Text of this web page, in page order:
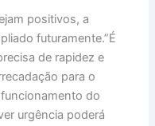
positivos, a
futuramente.”É
de rapidez e
para o
do
urgência poderá